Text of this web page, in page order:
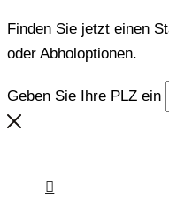
Finden Sie jetzt einen
oder Abholoptionen.
Geben Sie Ihre PLZ ein